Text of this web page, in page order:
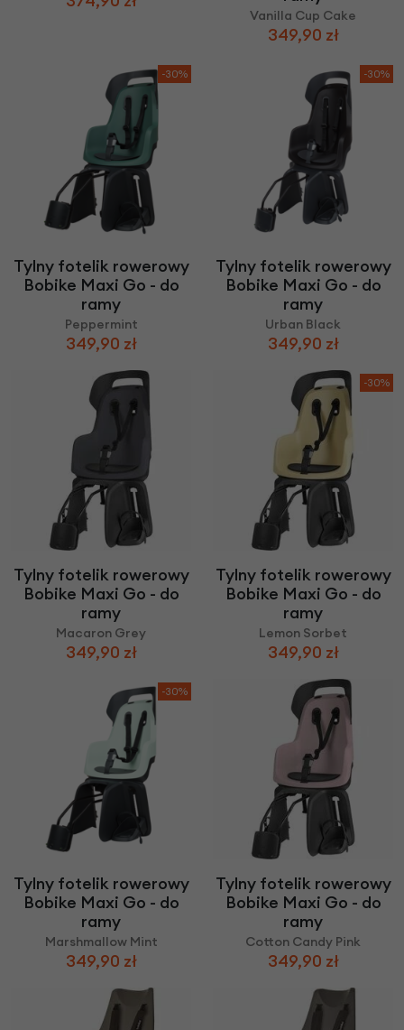
Vanilla Cup Cake
349,90 zł
-30%
Tylny fotelik rowerowy
Bobike Maxi Go - do
ramy
Peppermint
349,90 zł
-30%
Tylny fotelik rowerowy
Bobike Maxi Go - do
ramy
Urban Black
349,90 zł
Tylny fotelik rowerowy
Bobike Maxi Go - do
ramy
Macaron Grey
349,90 zł
-30%
Tylny fotelik rowerowy
Bobike Maxi Go - do
ramy
Lemon Sorbet
349,90 zł
-30%
Tylny fotelik rowerowy
Bobike Maxi Go - do
ramy
Marshmallow Mint
349,90 zł
Tylny fotelik rowerowy
Bobike Maxi Go - do
ramy
Cotton Candy Pink
349,90 zł